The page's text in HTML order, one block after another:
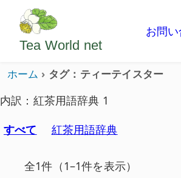
ようこそいらっしゃいました。
Tea World net
お問
ホーム タグ：ティーテイスター
内訳：紅茶用語辞典 1
すべて
紅茶用語辞典
全1件（1–1件を表示）